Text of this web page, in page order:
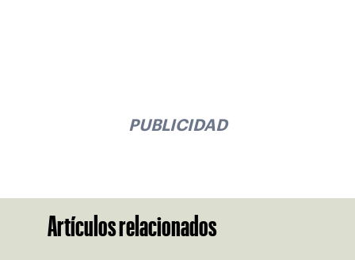
PUBLICIDAD
Artículos relacionados